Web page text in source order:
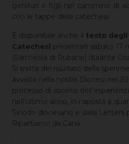
genitori e figli nel cammino di
con le tappe della catechesi.
È disponibile anche il testo degli
Catechesi presentati sabato 17
(Sarmeola di Rubano) durante
Si tratta del risultato della
avviata nella nostra Diocesi nel
processo di ascolto
nell’ultimo anno, in risposta a
Sinodo diocesano e dalla Lettera
Ripartiamo da Cana.